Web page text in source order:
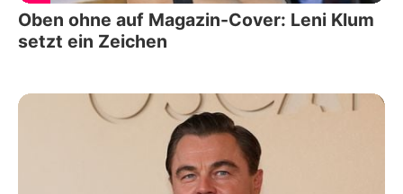
Oben ohne auf Magazin-Cover: Leni Klum
setzt ein Zeichen